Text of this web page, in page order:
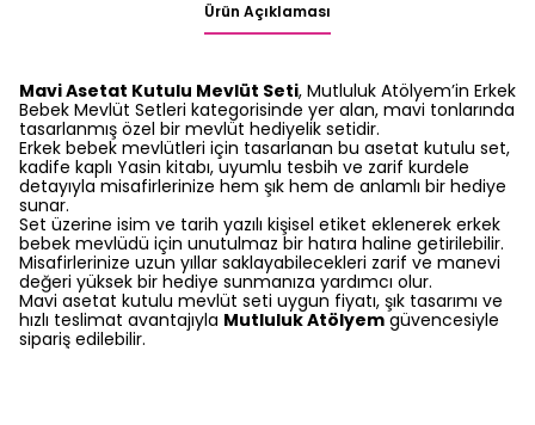
Ürün Açıklaması
Mavi Asetat Kutulu Mevlüt Seti, Mutluluk Atölyem’in Erkek
Bebek Mevlüt Setleri kategorisinde yer alan, mavi tonlarında
tasarlanmış özel bir mevlüt hediyelik setidir.
Erkek bebek mevlütleri için tasarlanan bu asetat kutulu set,
kadife kaplı Yasin kitabı, uyumlu tesbih ve zarif kurdele
detayıyla misafirlerinize hem şık hem de anlamlı bir hediye
sunar.
Set üzerine isim ve tarih yazılı kişisel etiket eklenerek erkek
bebek mevlüdü için unutulmaz bir hatıra haline getirilebilir.
Misafirlerinize uzun yıllar saklayabilecekleri zarif ve manevi
değeri yüksek bir hediye sunmanıza yardımcı olur.
Mavi asetat kutulu mevlüt seti uygun fiyatı, şık tasarımı ve
hızlı teslimat avantajıyla Mutluluk Atölyem güvencesiyle
sipariş edilebilir.